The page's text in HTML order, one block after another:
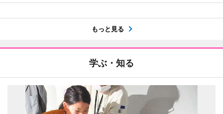
もっと見る
学ぶ・知る